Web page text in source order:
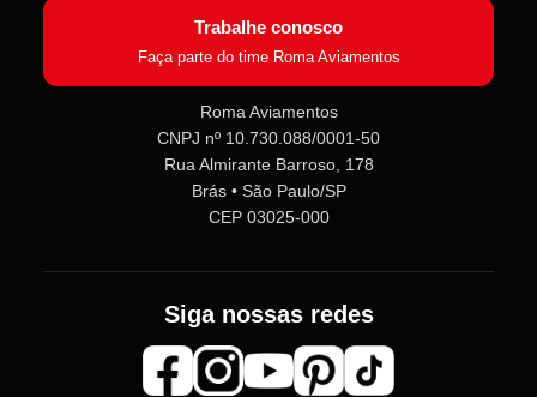
Trabalhe conosco
Faça parte do time Roma Aviamentos
Roma Aviamentos
CNPJ nº 10.730.088/0001-50
Rua Almirante Barroso, 178
Brás • São Paulo/SP
CEP 03025-000
Siga nossas redes